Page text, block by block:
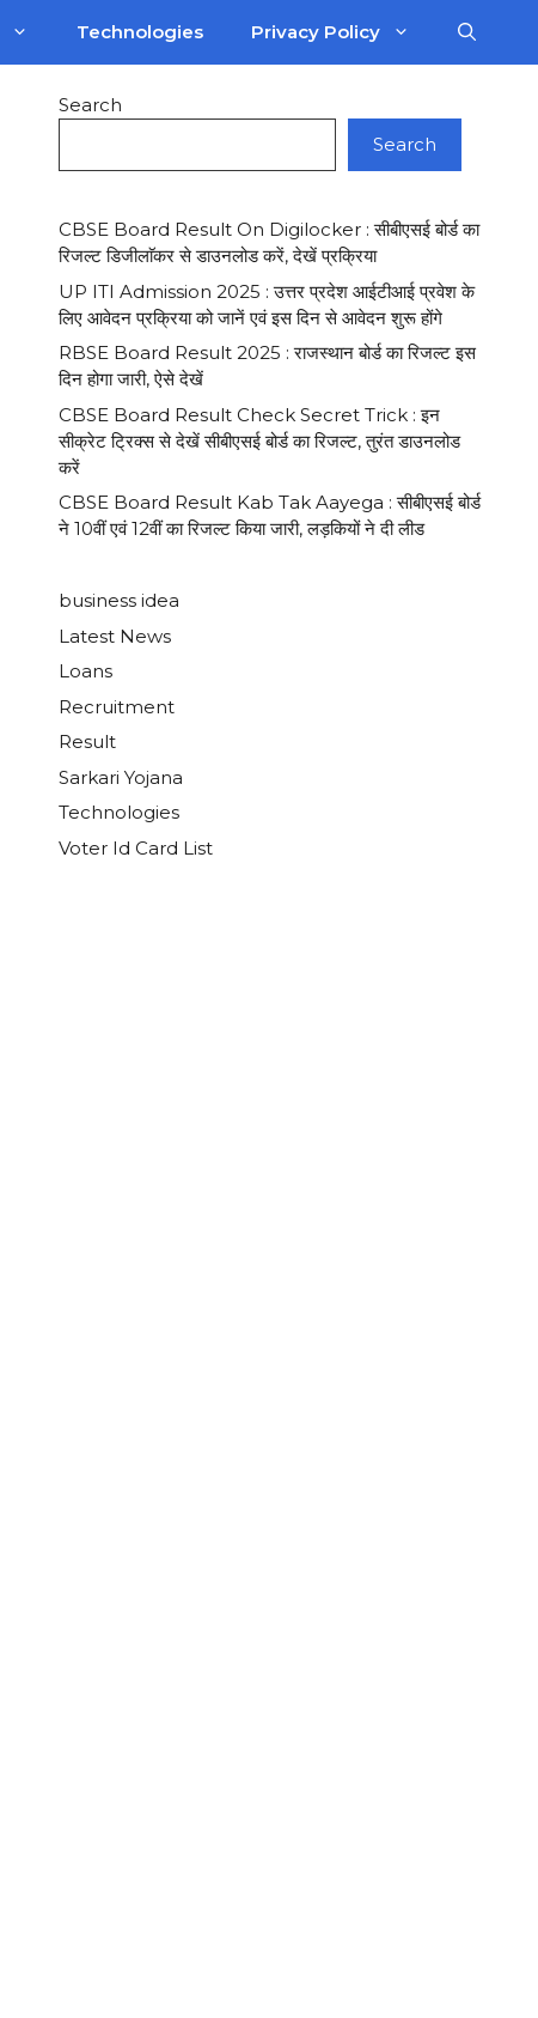
Technologies Privacy Policy
Search
Search
CBSE Board Result On Digilocker : सीबीएसई बोर्ड का
रिजल्ट डिजीलाॅकर से डाउनलोड करें, देखें प्रक्रिया
UP ITI Admission 2025 : उत्तर प्रदेश आईटीआई प्रवेश के
लिए आवेदन प्रक्रिया को जानें एवं इस दिन से आवेदन शुरू होंगे
RBSE Board Result 2025 : राजस्थान बोर्ड का रिजल्ट इस
दिन होगा जारी, ऐसे देखें
CBSE Board Result Check Secret Trick : इन
सीक्रेट ट्रिक्स से देखें सीबीएसई बोर्ड का रिजल्ट, तुरंत डाउनलोड
करें
CBSE Board Result Kab Tak Aayega : सीबीएसई बोर्ड
ने 10वीं एवं 12वीं का रिजल्ट किया जारी, लड़कियों ने दी लीड
business idea
Latest News
Loans
Recruitment
Result
Sarkari Yojana
Technologies
Voter Id Card List